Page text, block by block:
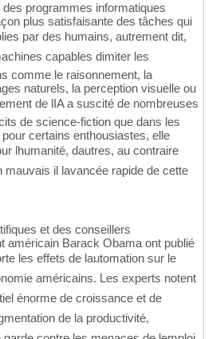
programmes informatiques
plus satisfaisante des tâches qui
par des humains, autrement dit,
capables dimiter les
comme le raisonnement, la
naturels, la perception visuelle ou
de lIA a suscité de nombreuses
de science-fiction que dans les
certains enthousiastes, elle
lhumanité, dautres, au contraire
il lavancée rapide de cette
et des conseillers
américain Barack Obama ont publié
les effets de lautomation sur le
américains. Les experts notent
énorme de croissance et de
de la productivité,